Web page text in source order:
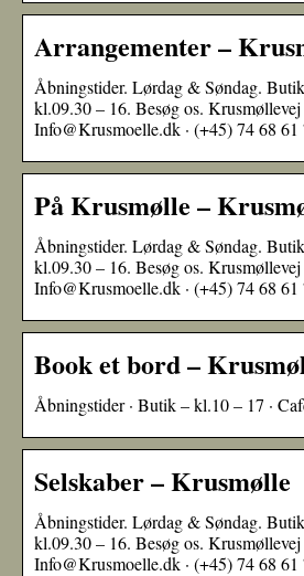
Arrangementer –
Åbningstider. Lørdag & Søndag.
kl.09.30 – 16. Besøg os. Krusmøllevej
Info@Krusmoelle.dk · (+45) 74 68
På Krusmølle –
Åbningstider. Lørdag & Søndag.
kl.09.30 – 16. Besøg os. Krusmøllevej
Info@Krusmoelle.dk · (+45) 74 68
Book et bord –
Åbningstider · Butik – kl.10 – 17 ·
Selskaber – Krusmølle
Åbningstider. Lørdag & Søndag.
kl.09.30 – 16. Besøg os. Krusmøllevej
Info@Krusmoelle.dk · (+45) 74 68